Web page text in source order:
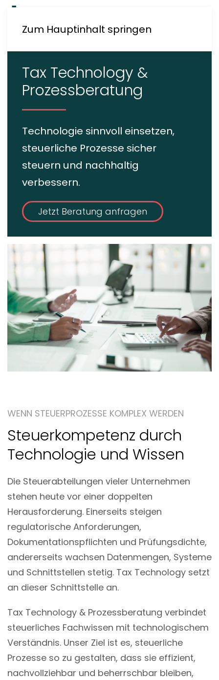
Zum Hauptinhalt springen
Tax Technology &
Prozessberatung
Technologie sinnvoll einsetzen,
steuerliche Prozesse sicher
steuern und nachhaltig
verbessern.
Jetzt Beratung anfragen
WENN STEUERPROZESSE KOMPLEX WERDEN
Steuerkompetenz durch
Technologie und Wissen
Die Steuerabteilungen vieler Unternehmen
stehen heute vor einer doppelten
Herausforderung. Einerseits steigen
regulatorische Anforderungen,
Dokumentationspflichten und Prüfungsdichte,
andererseits wachsen Datenmengen, Systeme
und Schnittstellen stetig. Tax Technology setzt
an dieser Schnittstelle an.
Tax Technology & Prozessberatung verbindet
steuerliches Fachwissen mit technologischem
Verständnis. Unser Ziel ist es, steuerliche
Prozesse so zu gestalten, dass sie effizient,
nachvollziehbar und beherrschbar bleiben,